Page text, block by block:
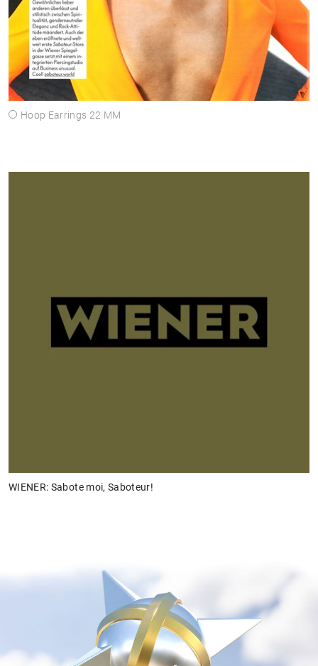
Hoop Earrings 22 MM
WIENER: Sabote moi, Saboteur!